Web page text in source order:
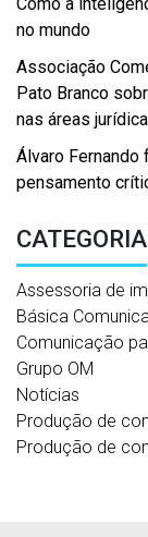
no mundo
Associação
Pato Branco
nas áreas
Álvaro
pensamento
Assessoria de
Básica
Comunicação
Grupo OM
Notícias
Produção de
Produção de